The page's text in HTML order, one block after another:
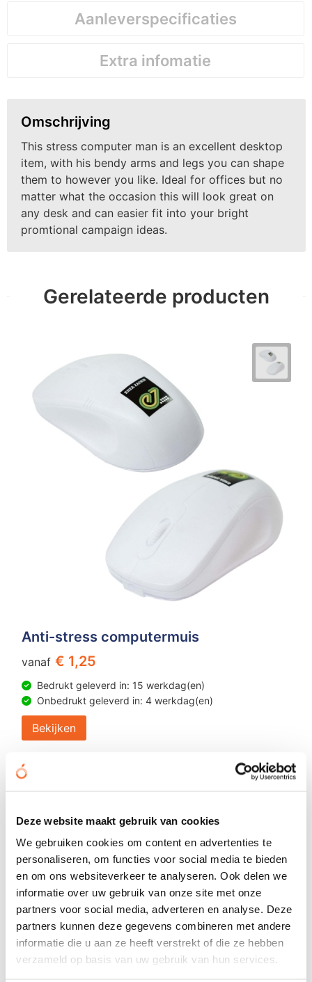
Deze website maakt gebruik van cookies
We gebruiken cookies om content en advertenties te
personaliseren, om functies voor social media te bieden
en om ons websiteverkeer te analyseren. Ook delen we
informatie over uw gebruik van onze site met onze
partners voor social media, adverteren en analyse. Deze
partners kunnen deze gegevens combineren met andere
informatie die u aan ze heeft verstrekt of die ze hebben
verzameld op basis van uw gebruik van hun services.
Aanleverspecificaties
Extra infomatie
Omschrijving
This stress computer man is an excellent desktop
item, with his bendy arms and legs you can shape
them to however you like. Ideal for offices but no
matter what the occasion this will look great on
any desk and can easier fit into your bright
promtional campaign ideas.
Gerelateerde producten
Anti-stress computermuis
vanaf € 1,25
Bedrukt geleverd in: 15 werkdag(en)
Onbedrukt geleverd in: 4 werkdag(en)
Bekijken